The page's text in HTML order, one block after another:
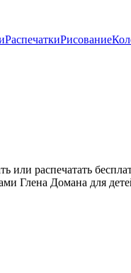
РаспечаткиРисование
распечатать
Глена Домана для